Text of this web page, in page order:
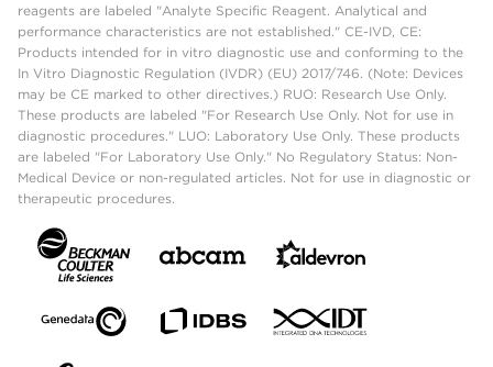
reagents are labeled "Analyte Specific Reagent. Analytical and
performance characteristics are not established." CE-IVD, CE:
Products intended for in vitro diagnostic use and conforming to the
In Vitro Diagnostic Regulation (IVDR) (EU) 2017/746. (Note: Devices
may be CE marked to other directives.) RUO: Research Use Only.
These products are labeled "For Research Use Only. Not for use in
diagnostic procedures." LUO: Laboratory Use Only. These products
are labeled "For Laboratory Use Only." No Regulatory Status: Non-
Medical Device or non-regulated articles. Not for use in diagnostic or
therapeutic procedures.